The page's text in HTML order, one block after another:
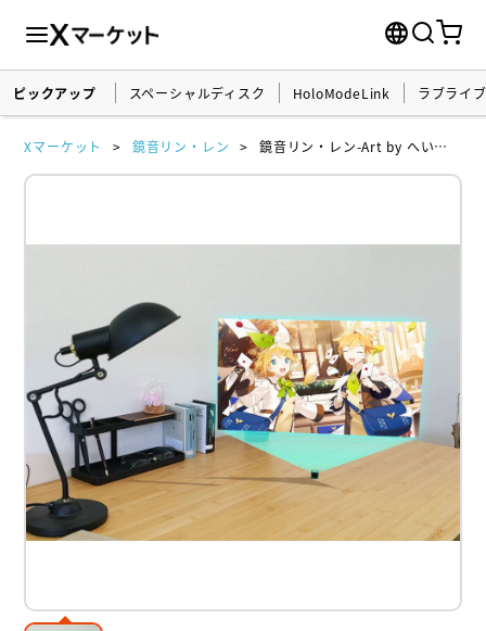
ピックアップ スペーシャルディスク HoloModeLink ラブライ
Xマーケット 鏡音リン・レン 鏡音リン・レン-Art by へいわ-ホロポスター